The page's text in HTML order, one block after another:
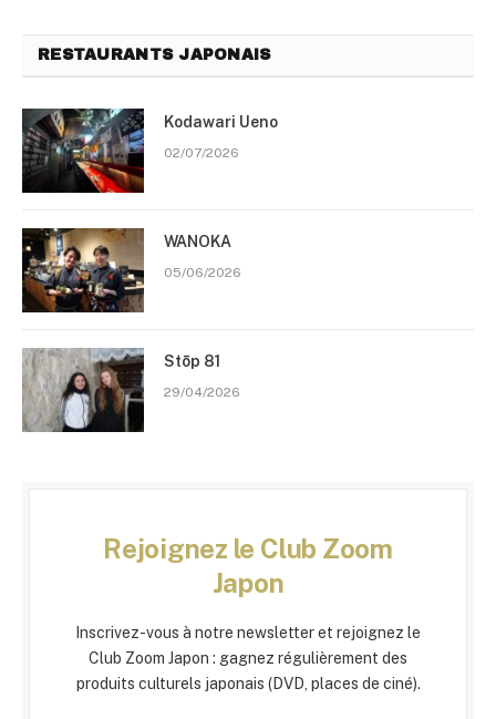
RESTAURANTS JAPONAIS
Kodawari Ueno
02/07/2026
WANOKA
05/06/2026
Stōp 81
29/04/2026
Rejoignez le Club Zoom
Japon
Inscrivez-vous à notre newsletter et rejoignez le
Club Zoom Japon : gagnez régulièrement des
produits culturels japonais (DVD, places de ciné).